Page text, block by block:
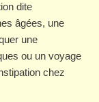
dite
âgées, une
une
ou un voyage
chez